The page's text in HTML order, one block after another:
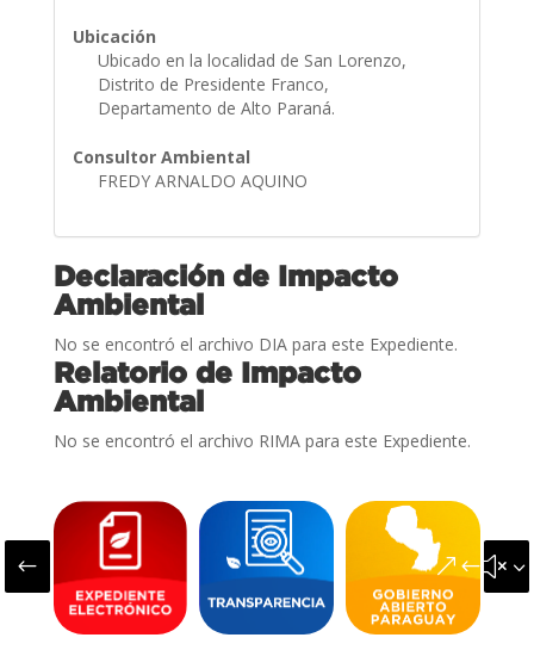
Ubicación
Ubicado en la localidad de San Lorenzo,
Distrito de Presidente Franco,
Departamento de Alto Paraná.
Consultor Ambiental
FREDY ARNALDO AQUINO
Declaración de Impacto
Ambiental
No se encontró el archivo DIA para este Expediente.
Relatorio de Impacto
Ambiental
No se encontró el archivo RIMA para este Expediente.
#